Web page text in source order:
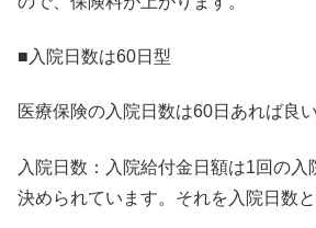
■入院日数は60日型
医療保険の入院日数は60日あれば良
入院日数：入院給付金日額は1回の入
決められています。それを入院日数と